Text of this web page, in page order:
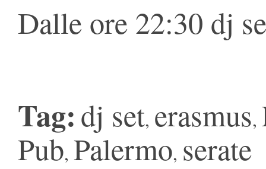
Dalle ore 22:30 dj
Tag:dj set, erasmus,
Pub, Palermo, serate